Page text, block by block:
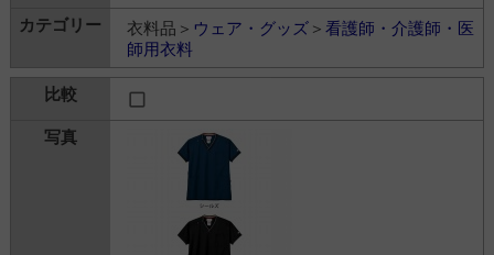
衣料品＞ ウェア・グッズ＞ 看護師・介護師・医
師用衣料